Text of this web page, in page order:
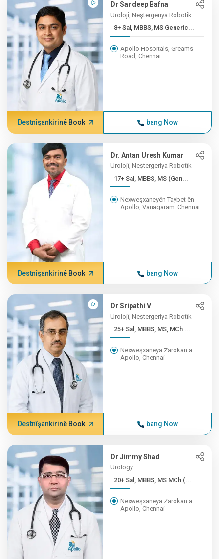
Dr Sandeep Bafna
Urolojî, Neştergeriya Robotîk
8+ Sal, MBBS, MS Generic...
Apollo Hospitals, Greams
Road, Chennai
Destnîşankirinê Book bang Now
Dr. Antan Uresh Kumar
Urolojî, Neştergeriya Robotîk
17+ Sal, MBBS, MS (Gen...
Nexweşxaneyên Taybet ên
Apollo, Vanagaram, Chennai
Destnîşankirinê Book bang Now
Dr Sripathi V
Urolojî, Neştergeriya Robotîk
25+ Sal, MBBS, MS, MCh ...
Nexweşxaneya Zarokan a
Apollo, Chennai
Destnîşankirinê Book bang Now
Dr Jimmy Shad
Urology
20+ Sal, MBBS, MS MCh (...
Nexweşxaneya Zarokan a
Apollo, Chennai